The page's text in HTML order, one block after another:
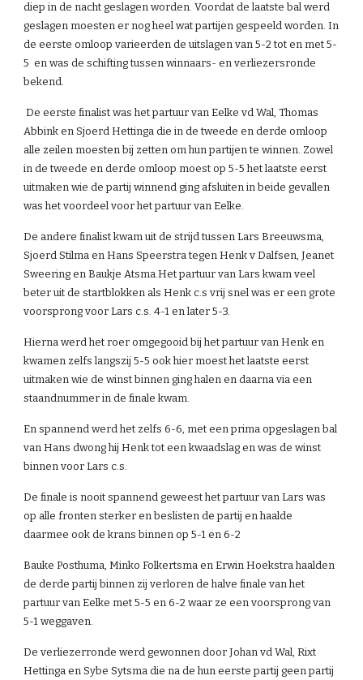
diep in de nacht geslagen worden. Voordat de laatste bal werd
geslagen moesten er nog heel wat partijen gespeeld worden. In
de eerste omloop varieerden de uitslagen van 5-2 tot en met 5-
5  en was de schifting tussen winnaars- en verliezersronde
bekend.
De eerste finalist was het partuur van Eelke vd Wal, Thomas
Abbink en Sjoerd Hettinga die in de tweede en derde omloop
alle zeilen moesten bij zetten om hun partijen te winnen. Zowel
in de tweede en derde omloop moest op 5-5 het laatste eerst
uitmaken wie de partij winnend ging afsluiten in beide gevallen
was het voordeel voor het partuur van Eelke.
De andere finalist kwam uit de strijd tussen Lars Breeuwsma,
Sjoerd Stilma en Hans Speerstra tegen Henk v Dalfsen, Jeanet
Sweering en Baukje Atsma.Het partuur van Lars kwam veel
beter uit de startblokken als Henk c.s vrij snel was er een grote
voorsprong voor Lars c.s. 4-1 en later 5-3.
Hierna werd het roer omgegooid bij het partuur van Henk en
kwamen zelfs langszij 5-5 ook hier moest het laatste eerst
uitmaken wie de winst binnen ging halen en daarna via een
staandnummer in de finale kwam.
En spannend werd het zelfs 6-6, met een prima opgeslagen bal
van Hans dwong hij Henk tot een kwaadslag en was de winst
binnen voor Lars c.s.
De finale is nooit spannend geweest het partuur van Lars was
op alle fronten sterker en beslisten de partij en haalde
daarmee ook de krans binnen op 5-1 en 6-2
Bauke Posthuma, Minko Folkertsma en Erwin Hoekstra haalden
de derde partij binnen zij verloren de halve finale van het
partuur van Eelke met 5-5 en 6-2 waar ze een voorsprong van
5-1 weggaven.
De verliezerronde werd gewonnen door Johan vd Wal, Rixt
Hettinga en Sybe Sytsma die na de hun eerste partij geen partij